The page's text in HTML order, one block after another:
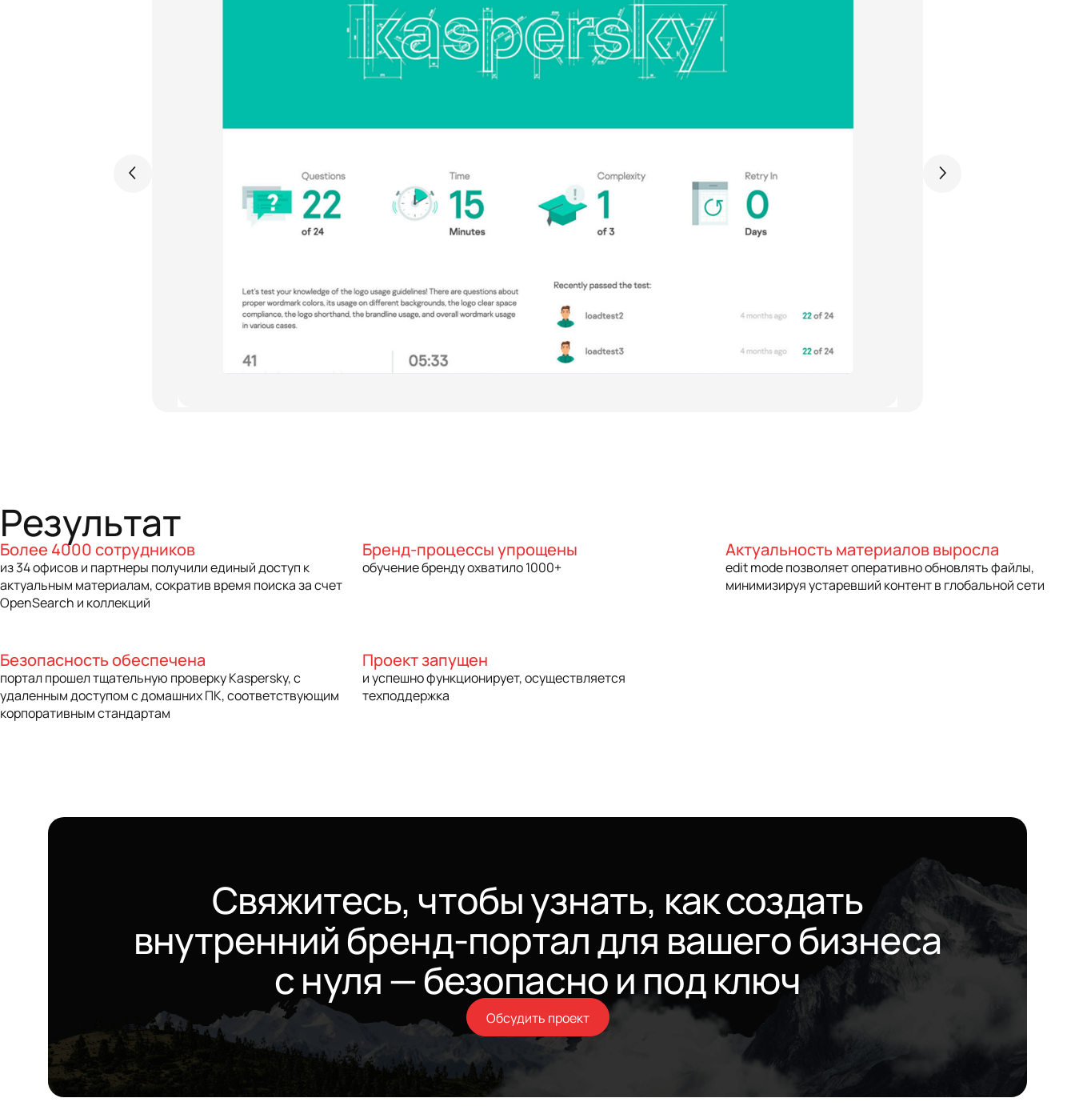
Результат
Более 4000 сотрудников
из 34 офисов и партнеры получили единый доступ к
актуальным материалам, сократив время поиска за счет
OpenSearch и коллекций
Бренд-процессы упрощены
обучение бренду охватило 1000+
Актуальность материалов выросла
edit mode позволяет оперативно обновлять файлы,
минимизируя устаревший контент в глобальной сети
Безопасность обеспечена
портал прошел тщательную проверку Kaspersky, с
удаленным доступом с домашних ПК, соответствующим
корпоративным стандартам
Проект запущен
и успешно функционирует, осуществляется
техподдержка
Свяжитесь, чтобы узнать, как создать
внутренний бренд-портал для вашего бизнеса
с нуля — безопасно и под ключ
Обсудить проект